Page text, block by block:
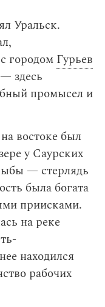
Уральск.
городом Гурьев
здесь
промысел и
востоке был
у Саурских
— стерлядь
была богата
приисками.
на реке
находился
рабочих